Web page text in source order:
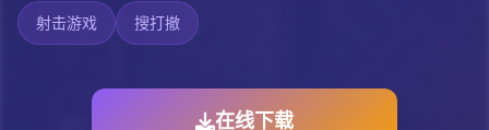
射击游戏 搜打撤
在线下载